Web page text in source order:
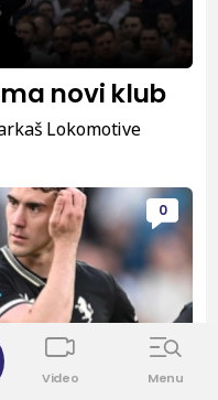
novi klub
Lokomotive
0
Video Menu